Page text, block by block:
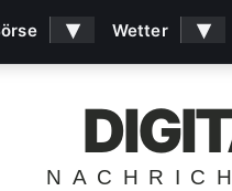
▾ Wetter ▾